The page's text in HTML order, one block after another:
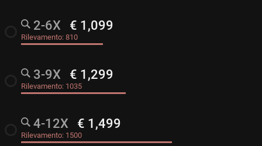
2-6X € 1,099
Rilevamento: 810
3-9X € 1,299
Rilevamento: 1035
4-12X € 1,499
Rilevamento: 1500